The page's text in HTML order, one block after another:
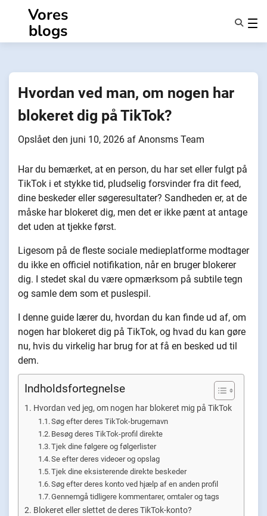
indhold
Vores
blogs
Om Os
Hvordan ved man, om nogen har
blokeret dig på TikTok?
Opslået den juni 10, 2026 af Anonsms Team
Har du bemærket, at en person, du har set eller fulgt på
TikTok i et stykke tid, pludselig forsvinder fra dit feed,
dine beskeder eller søgeresultater? Sandheden er, at de
måske har blokeret dig, men det er ikke pænt at antage
det uden at tjekke først.
Ligesom på de fleste sociale medieplatforme modtager
du ikke en officiel notifikation, når en bruger blokerer
dig. I stedet skal du være opmærksom på subtile tegn
og samle dem som et puslespil.
I denne guide lærer du, hvordan du kan finde ud af, om
nogen har blokeret dig på TikTok, og hvad du kan gøre
nu, hvis du virkelig har brug for at få en besked ud til
dem.
Indholdsfortegnelse
Hvordan ved jeg, om nogen har blokeret mig på TikTok
Søg efter deres TikTok-brugernavn
Besøg deres TikTok-profil direkte
Tjek dine følgere og følgerlister
Se efter deres videoer og opslag
Tjek dine eksisterende direkte beskeder
Søg efter deres konto ved hjælp af en anden profil
Gennemgå tidligere kommentarer, omtaler og tags
Blokeret eller slettet de deres TikTok-konto?